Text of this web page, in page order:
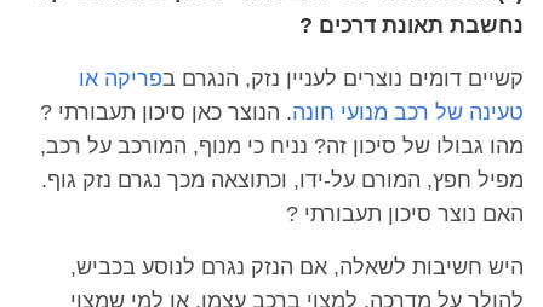
נחשבת תאונת דרכים ?
קשיים דומים נוצרים לעניין נזק, הנגרם בפריקה או
טעינה של רכב מנועי חונה. הנוצר כאן סיכון תעבורתי ?
מהו גבולו של סיכון זה? נניח כי מנוף, המורכב על רכב,
מפיל חפץ, המורם על-ידו, וכתוצאה מכך נגרם נזק גוף.
האם נוצר סיכון תעבורתי ?
היש חשיבות לשאלה, אם הנזק נגרם לנוסע בכביש,
להולך על מדרכה, למצוי ברכב עצמו, או למי שמצוי